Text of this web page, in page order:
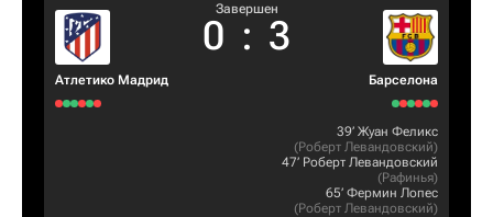
Атлетико Мадрид
Завершен
0 : 3
Барселона
39‎’‎ Жуан Феликс
(Роберт Левандовский)
47‎’‎ Роберт Левандовский
(Рафинья)
65‎’‎ Фермин Лопес
(Роберт Левандовский)